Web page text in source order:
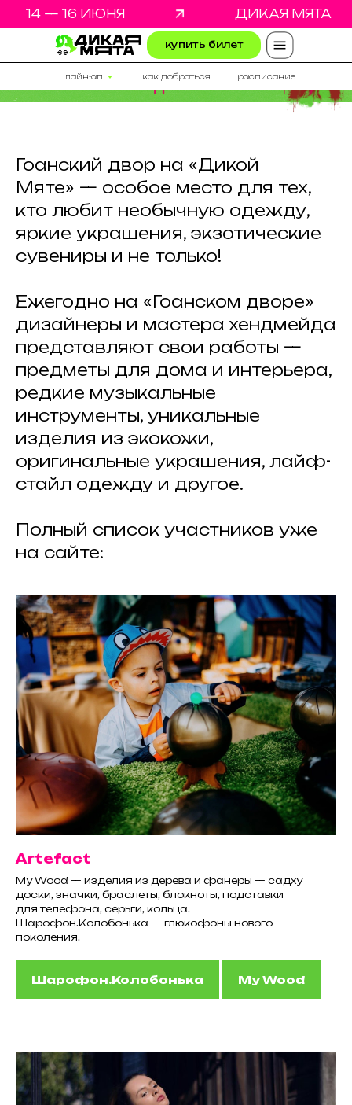
— 16 ИЮНЯ ДИКАЯ МЯТА
лайн-ап как добраться расписание
купить билет
ГОАНСКИЙ
ДВОР
Гоанский двор на «Дикой
Мяте» — особое место для тех,
кто любит необычную одежду,
яркие украшения, экзотические
сувениры и не только!
Ежегодно на «Гоанском дворе»
дизайнеры и мастера хендмейда
представляют свои работы —
предметы для дома и интерьера,
редкие музыкальные
инструменты, уникальные
изделия из экокожи,
оригинальные украшения, лайф-
стайл одежду и другое.
Полный список участников уже
на сайте:
Artefact
My Wood — изделия из дерева и фанеры — садху
доски, значки, браслеты, блокноты, подставки
для телефона, серьги, кольца.
Шарофон.Колобонька — глюкофоны нового
поколения.
Шарофон.Колобонька My Wood